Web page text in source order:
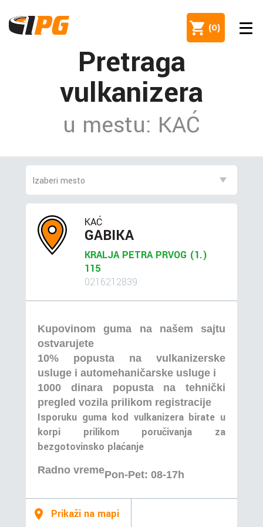
(0)
Pretraga
vulkanizera
u mestu: KAĆ
KAĆ
GABIKA
KRALJA PETRA PRVOG (1.)
115
0216212839
Kupovinom guma na našem sajtu
ostvarujete
10% popusta na vulkanizerske
usluge i automehaničarske usluge i
1000 dinara popusta na tehnički
pregled vozila prilikom registracije
Isporuku guma kod vulkanizera birate u
korpi prilikom poručivanja za
bezgotovinsko plaćanje
Radno vremePon-Pet: 08-17h
Prikaži na mapi